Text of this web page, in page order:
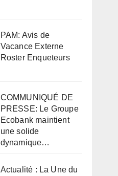
PAM: Avis de
Vacance Externe
Roster Enqueteurs
COMMUNIQUÉ DE
PRESSE: Le Groupe
Ecobank maintient
une solide
dynamique…
Actualité : La Une du